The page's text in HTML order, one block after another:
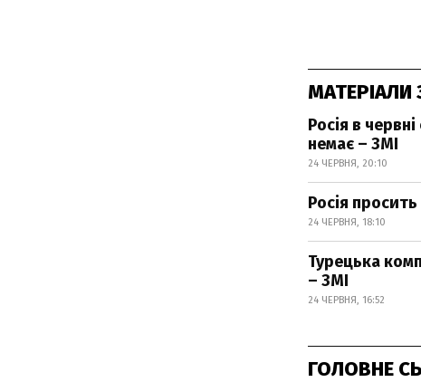
Росія в
немає – ЗМІ
24 ЧЕРВНЯ, 20:10
Росія
24 ЧЕРВНЯ, 18:10
Турецька
– ЗМІ
24 ЧЕРВНЯ, 16:52
ГОЛОВНЕ